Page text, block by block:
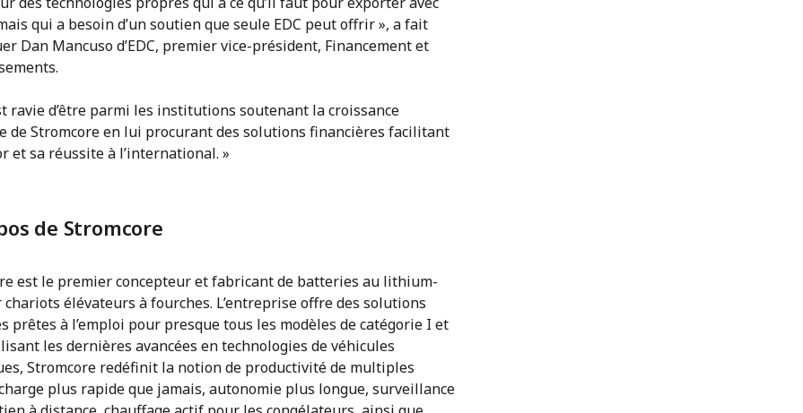
qui a besoin d’un soutien que seule EDC peut offrir », a fait
Dan Mancuso d’EDC, premier vice-président, Financement et
ravie d’être parmi les institutions soutenant la croissance
de Stromcore en lui procurant des solutions financières facilitant
et sa réussite à l’international. »
de Stromcore
est le premier concepteur et fabricant de batteries au lithium-
élévateurs à fourches. L’entreprise offre des solutions
prêtes à l’emploi pour presque tous les modèles de catégorie I et
les dernières avancées en technologies de véhicules
Stromcore redéfinit la notion de productivité de multiples
plus rapide que jamais, autonomie plus longue, surveillance